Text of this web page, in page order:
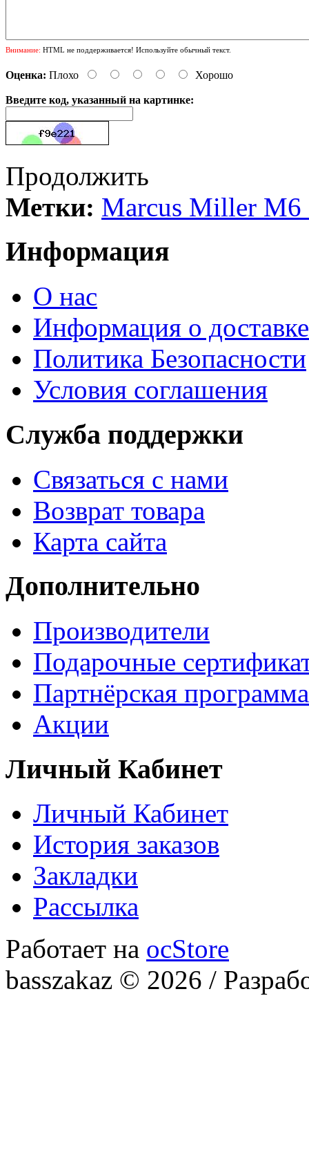
Внимание: HTML не поддерживается! Используйте обычный текст.
Оценка: Плохо Хорошо
Введите код, указанный на картинке:
Продолжить
Метки: Marcus Miller M6
Информация
О нас
Информация о доставке
Политика Безопасности
Условия соглашения
Служба поддержки
Связаться с нами
Возврат товара
Карта сайта
Дополнительно
Производители
Подарочные
Партнёрская программа
Акции
Личный Кабинет
Личный Кабинет
История заказов
Закладки
Рассылка
Работает на ocStore
basszakaz © 2026 /